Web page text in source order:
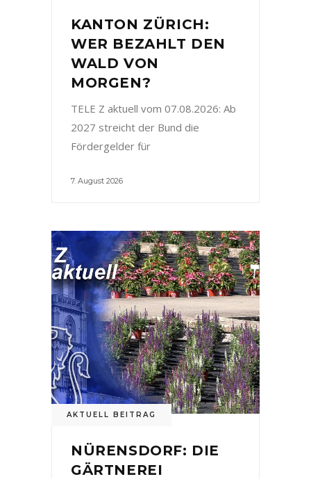
KANTON ZÜRICH:
WER BEZAHLT DEN
WALD VON
MORGEN?
TELE Z aktuell vom 07.08.2026: Ab
2027 streicht der Bund die
Fördergelder für
7. August 2026
AKTUELL BEITRAG
NÜRENSDORF: DIE
GÄRTNEREI